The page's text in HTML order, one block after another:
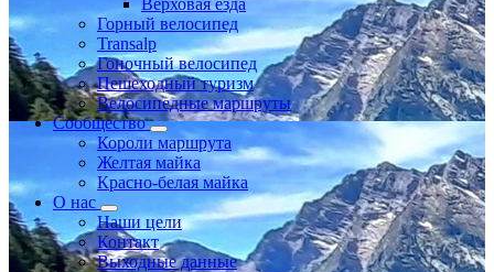
Горный велосипед
Transalp
Гоночный велосипед
Пешеходный туризм
Велосипедные маршруты
Сообщество
Короли маршрута
Желтая майка
Красно-белая майка
О нас
Наши цели
Контакт
Выходные данные